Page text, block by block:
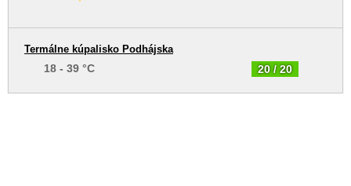
20 / 20
Termálne kúpalisko Podhájska
18 - 39 °C